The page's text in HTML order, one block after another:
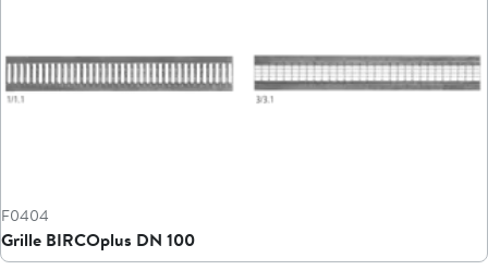
F0404
Grille BIRCOplus DN 100